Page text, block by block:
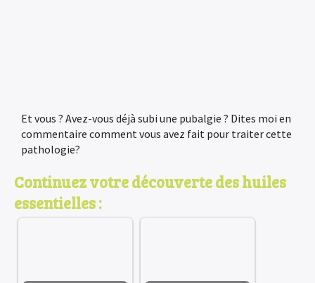
Et vous ? Avez-vous déjà subi une pubalgie ? Dites moi en
commentaire comment vous avez fait pour traiter cette
pathologie?
Continuez votre découverte des huiles
essentielles :